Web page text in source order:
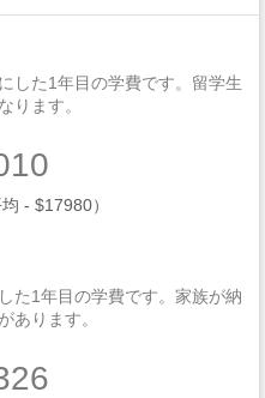
した1年目の学費です。留学生
ります。
- $17980）
た1年目の学費です。家族が納
あります。